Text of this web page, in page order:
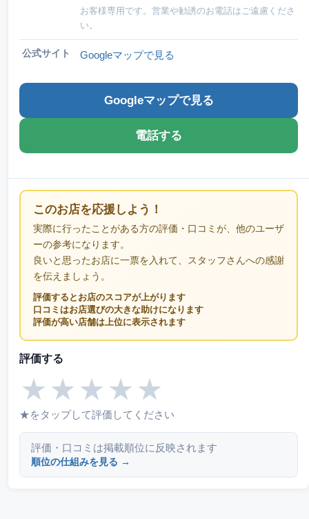
お客様専用です。営業や勧誘のお電話はご遠慮くださ
い。
公式サイト Googleマップで見る
Googleマップで見る
電話する
このお店を応援しよう！
実際に行ったことがある方の評価・口コミが、他のユーザ
ーの参考になります。
良いと思ったお店に一票を入れて、スタッフさんへの感謝
を伝えましょう。
評価するとお店のスコアが上がります
口コミはお店選びの大きな助けになります
評価が高い店舗は上位に表示されます
評価する
★ ★ ★ ★ ★
★をタップして評価してください
評価・口コミは掲載順位に反映されます
順位の仕組みを見る →